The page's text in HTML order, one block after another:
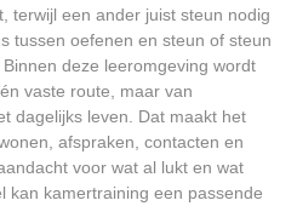
terwijl een ander juist steun nodig
tussen oefenen en steun of steun
deze leeromgeving wordt
vaste route, maar van
dagelijks leven. Dat maakt het
afspraken, contacten en
voor wat al lukt en wat
kan kamertraining een passende